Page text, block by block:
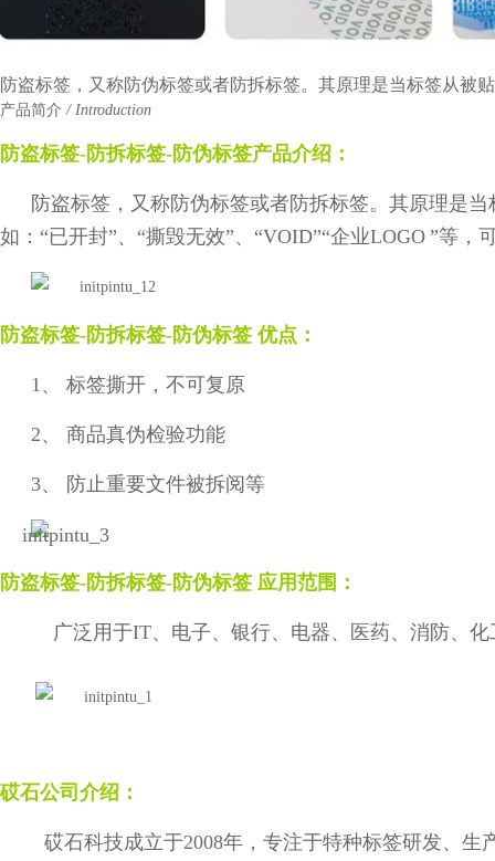
防盗标签，又称防伪标签或者防拆标签。其原理是当标签从被
产品简介 / Introduction
防盗标签-防拆标签-防伪标签产品介绍：
防盗标签，又称防伪标签或者防拆标签。其原理是
如：“已开封”、“撕毁无效”、“VOID”“企业LOGO ”等，
防盗标签-防拆标签-防伪标签 优点：
1、 标签撕开，不可复原
2、 商品真伪检验功能
3、 防止重要文件被拆阅等
防盗标签-防拆标签-防伪标签 应用范围：
广泛用于IT、电子、银行、电器、医药、消防、
砹石公司介绍：
砹石科技成立于2008年，专注于特种标签研发、生